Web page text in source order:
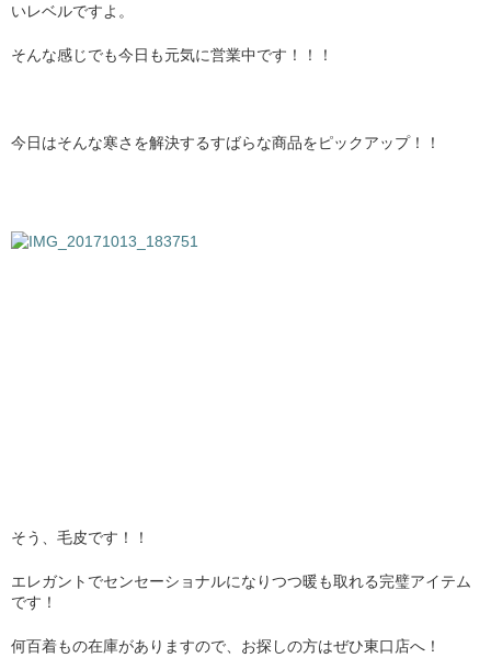
いレベルですよ。
そんな感じでも今日も元気に営業中です！！！
今日はそんな寒さを解決するすばらな商品をピックアップ！！
そう、毛皮です！！
エレガントでセンセーショナルになりつつ暖も取れる完璧アイテム
です！
何百着もの在庫がありますので、お探しの方はぜひ東口店へ！